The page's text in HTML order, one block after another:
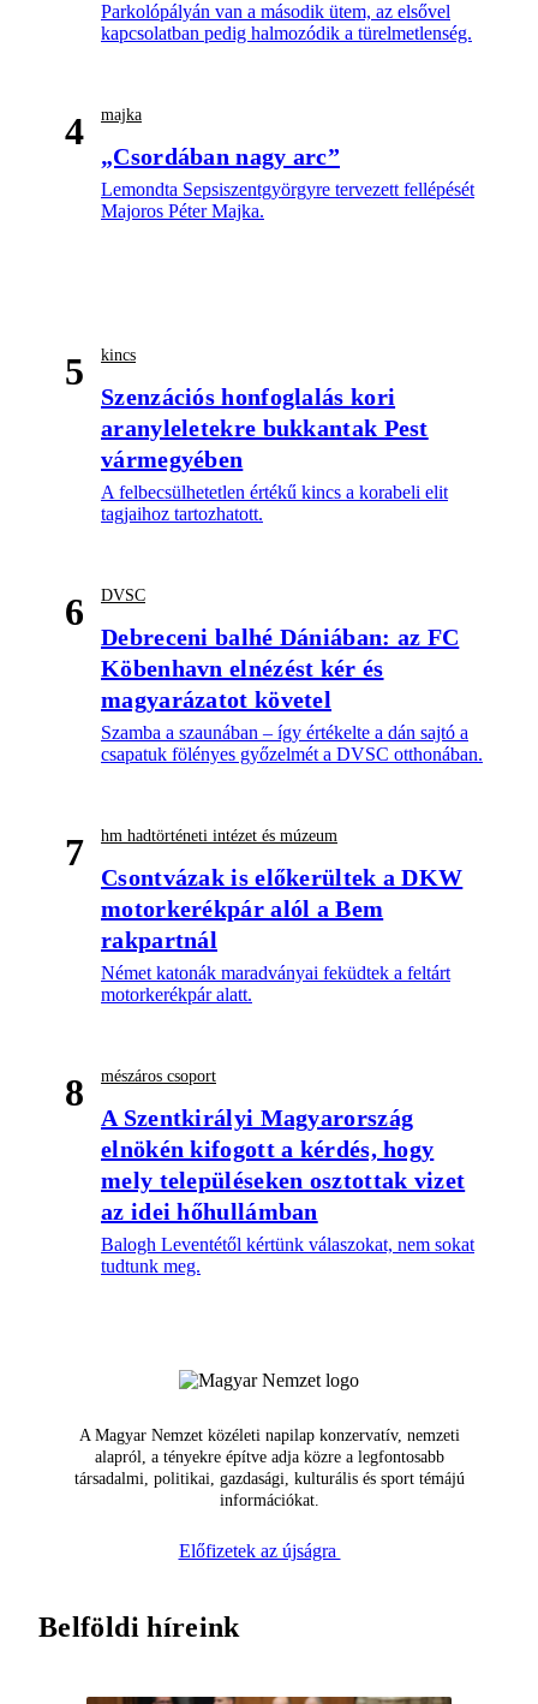
Parkolópályán van a második ütem, az elsővel
kapcsolatban pedig halmozódik a türelmetlenség.
4 majka
„Csordában nagy arc”
Lemondta Sepsiszentgyörgyre tervezett fellépését
Majoros Péter Majka.
5 kincs
Szenzációs honfoglalás kori
aranyleletekre bukkantak Pest
vármegyében
A felbecsülhetetlen értékű kincs a korabeli elit
tagjaihoz tartozhatott.
6 DVSC
Debreceni balhé Dániában: az FC
Köbenhavn elnézést kér és
magyarázatot követel
Szamba a szaunában – így értékelte a dán sajtó a
csapatuk fölényes győzelmét a DVSC otthonában.
7 hm hadtörténeti intézet és múzeum
Csontvázak is előkerültek a DKW
motorkerékpár alól a Bem
rakpartnál
Német katonák maradványai feküdtek a feltárt
motorkerékpár alatt.
8 mészáros csoport
A Szentkirályi Magyarország
elnökén kifogott a kérdés, hogy
mely településeken osztottak vizet
az idei hőhullámban
Balogh Leventétől kértünk válaszokat, nem sokat
tudtunk meg.
A Magyar Nemzet közéleti napilap konzervatív, nemzeti
alapról, a tényekre építve adja közre a legfontosabb
társadalmi, politikai, gazdasági, kulturális és sport témájú
információkat.
Előfizetek az újságra
Belföldi híreink